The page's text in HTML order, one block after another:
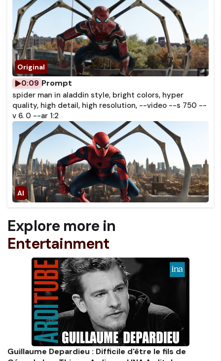
0:09 Prompt
spider man in aladdin style, bright colors, hyper
quality, high detail, high resolution, --video --s 750 --
v 6. 0 --ar 1:2
Explore more in
Entertainment
Guillaume Depardieu : Difficile d'être le fils de